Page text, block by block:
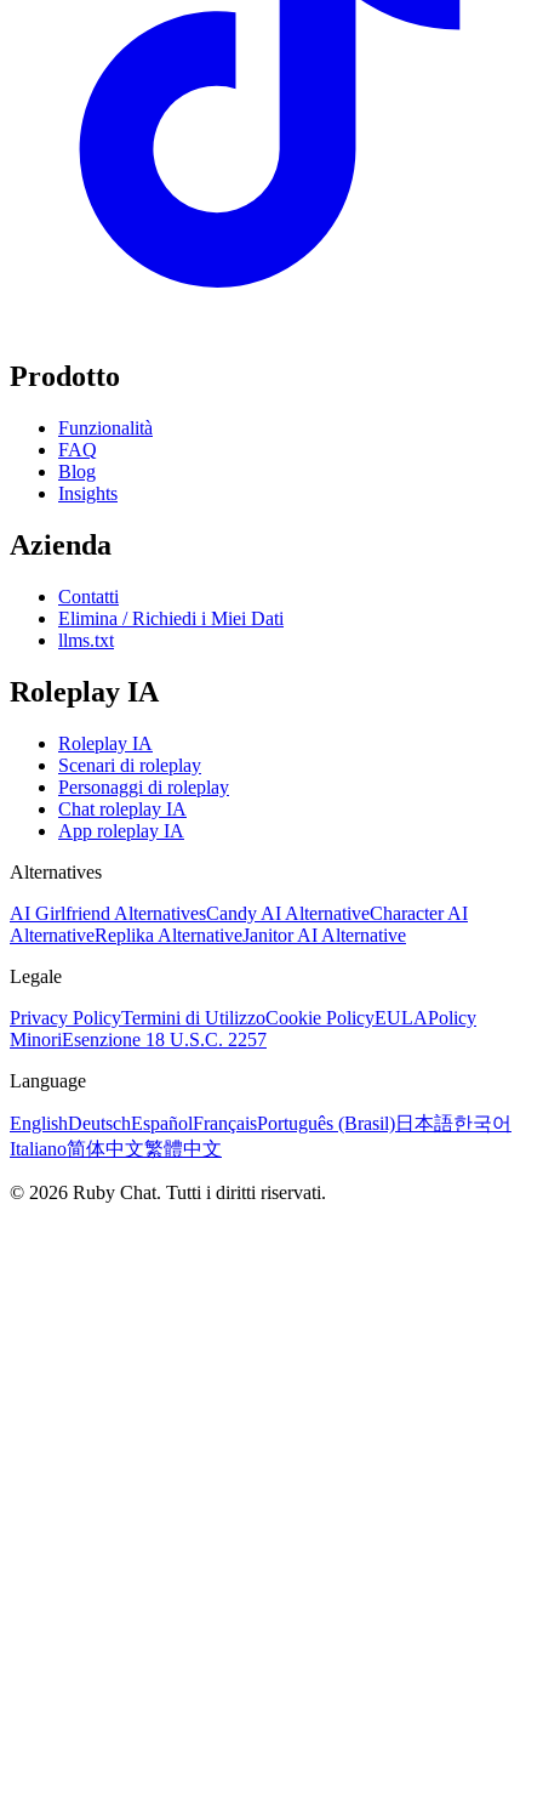
Prodotto
Funzionalità
FAQ
Blog
Insights
Azienda
Contatti
Elimina / Richiedi i Miei Dati
llms.txt
Roleplay IA
Roleplay IA
Scenari di roleplay
Personaggi di roleplay
Chat roleplay IA
App roleplay IA
Alternatives
AI Girlfriend AlternativesCandy AI AlternativeCharacter AI
AlternativeReplika AlternativeJanitor AI Alternative
Legale
Privacy PolicyTermini di UtilizzoCookie PolicyEULAPolicy
MinoriEsenzione 18 U.S.C. 2257
Language
EnglishDeutschEspañolFrançaisPortuguês (Brasil)日本語한국어
Italiano简体中文繁體中文
© 2026 Ruby Chat. Tutti i diritti riservati.